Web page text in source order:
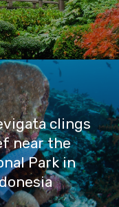
clings
near the
Park in